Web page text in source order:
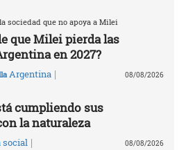
sociedad que no apoya a Milei
que Milei pierda las
en 2027?
Argentina | 08/08/2026
cumpliendo sus
la naturaleza
social | 08/08/2026